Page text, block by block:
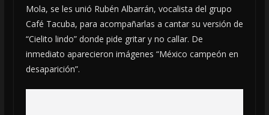
Mola, se les unió Rubén Albarrán, vocalista del grupo
Café Tacuba, para acompañarlas a cantar su versión de
“Cielito lindo” donde pide gritar y no callar. De
inmediato aparecieron imágenes “México campeón en
desaparición”.